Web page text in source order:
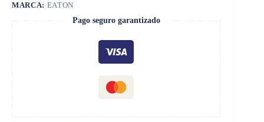
MARCA: EATON
Pago seguro garantizado